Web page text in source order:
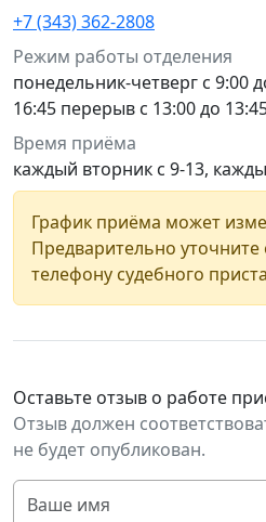
+7 (343) 362-2808
Режим работы отделения
понедельник-четверг с 9:00
16:45 перерыв с 13:00 до
Время приёма
каждый вторник с 9-13,
График приёма может
Предварительно
телефону судебного
Оставьте отзыв о работе
Отзыв должен
не будет опубликован.